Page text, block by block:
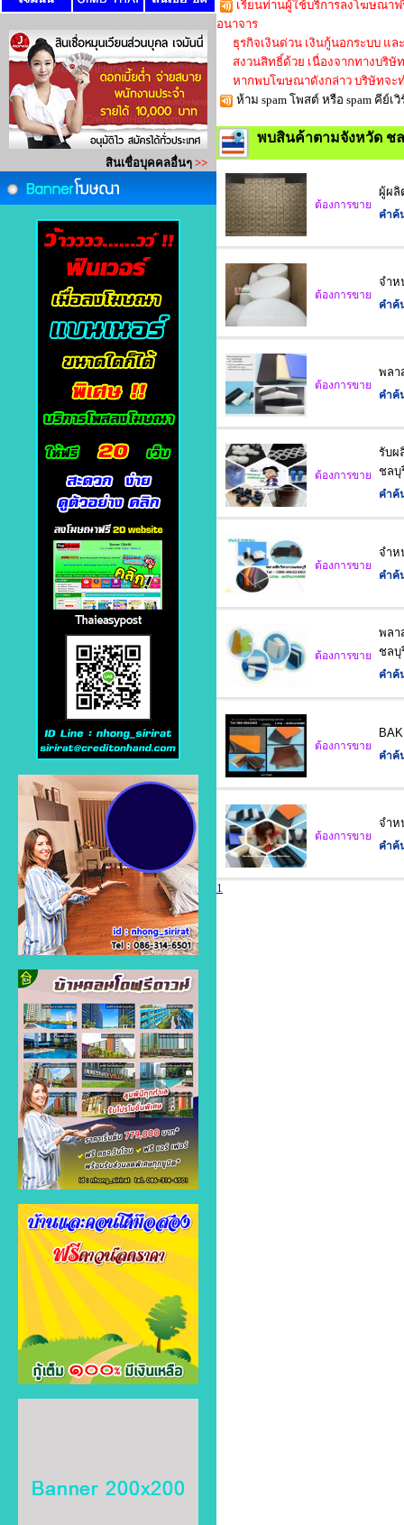
เรียนท่านผู้ใช้บริการลงโฆษณา
อนาจาร
ธุรกิจเงินด่วน เงินกู้นอกระบบ แล
สงวนสิทธิ์ด้วย เนื่องจากทางบริษัท
หากพบโฆษณาดังกล่าว บริษัทจะ
ห้าม spam โพสต์ หรือ spam คีย์
พบสินค้าตามจังหวัด ช
ต้องการขาย
ผู้ผลิ
คำค้
ต้องการขาย
จำห
คำค้
ต้องการขาย
พลา
คำค้
ต้องการขาย
รับผ
ชลบุ
คำค้
ต้องการขาย
จำห
คำค้
ต้องการขาย
พลา
ชลบุ
คำค้
ต้องการขาย
คำค้
ต้องการขาย
จำห
คำค้
1